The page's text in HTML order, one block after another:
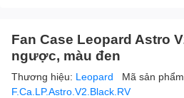
Fan Case Leopard Astro
ngược, màu đen
Thương hiệu: Leopard
Mã sản
F.Ca.LP.Astro.V2.Black.RV